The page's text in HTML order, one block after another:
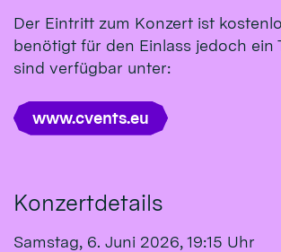
Der Eintritt zum Konzert ist
benötigt für den Einlass jedoch ein
sind verfügbar unter:
www.cvents.eu
Konzertdetails
Samstag, 6. Juni 2026, 19:15 Uhr